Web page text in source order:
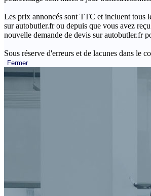
Les prix annoncés sont TTC et incluent tous
sur autobutler.fr ou depuis que vous avez
nouvelle demande de devis sur autobutler.fr
Sous réserve d'erreurs et de lacunes dans le
Fermer